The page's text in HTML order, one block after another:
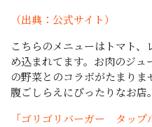
（出典：公式サイト）
こちらのメニューはトマト
め込まれてます。お肉のジ
の野菜とのコラボがたまり
腹ごしらえにぴったりなお店。
「ゴリゴリバーガー タップ